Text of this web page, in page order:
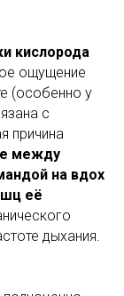
кислорода
ощущение
(особенно у
с
причина
между
на вдох
её
дыхания.